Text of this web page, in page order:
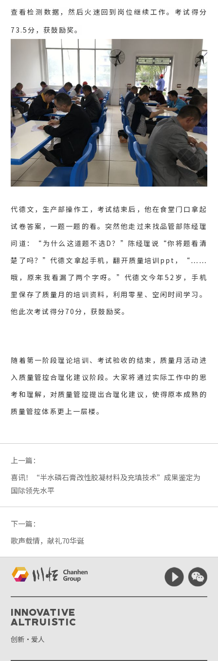
查看检测数据，然后火速回到岗位继续工作。考试得分
73.5分，获鼓励奖。
代德文，生产部操作工，考试结束后，他在食堂门口拿起
试卷答案，一题一题的看。 突然他走过来找品管部陈经理
问道：“为什么这道题不选D？”陈经理说“你将题看清
楚了吗？ ”代德文拿起手机，翻开质量培训ppt，“……
哦，原来我看漏了两个字呀。” 代德文今年52岁，手机
里保存了质量月的培训资料，利用零星、空闲时间学习。
他此次考试得分70分，获鼓励奖。
随着第一阶段理论培训、考试验收的结束，质量月活动进
入质量管控合理化建议阶段。大家将通过实际工作中的思
考和理解，对质量管控提出合理化建议，使得原本成熟的
质量管控体系更上一层楼。
上一篇：
喜讯！“半水磷石膏改性胶凝材料及充填技术”成果鉴定为
国际领先水平
下一篇：
歌声载情，献礼70华诞
Innovative
Altruistic
创新·爱人